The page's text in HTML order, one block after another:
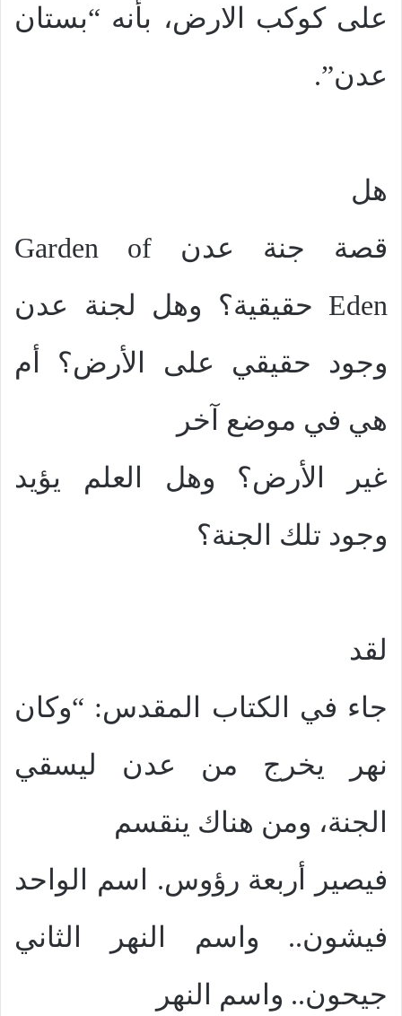
على كوكب الارض، بأنه “بستان
عدن”.
هل
قصة جنة عدن Garden of
Eden حقيقية؟ وهل لجنة عدن
وجود حقيقي على الأرض؟ أم
هي في موضع آخر
غير الأرض؟ وهل العلم يؤيد
وجود تلك الجنة؟
لقد
جاء في الكتاب المقدس: “وكان
نهر يخرج من عدن ليسقي
الجنة، ومن هناك ينقسم
فيصير أربعة رؤوس. اسم الواحد
فيشون.. واسم النهر الثاني
جيحون.. واسم النهر